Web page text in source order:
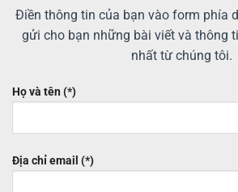
Điền thông tin của bạn vào form phía
gửi cho bạn những bài viết và thông
nhất từ chúng tôi.
Họ và tên (*)
Địa chỉ email (*)